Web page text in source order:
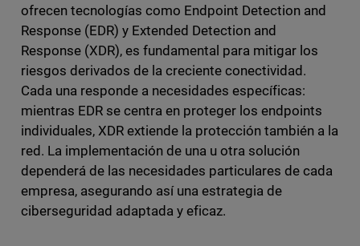
ofrecen tecnologías como Endpoint Detection and
Response (EDR) y Extended Detection and
Response (XDR), es fundamental para mitigar los
riesgos derivados de la creciente conectividad.
Cada una responde a necesidades específicas:
mientras EDR se centra en proteger los endpoints
individuales, XDR extiende la protección también a la
red. La implementación de una u otra solución
dependerá de las necesidades particulares de cada
empresa, asegurando así una estrategia de
ciberseguridad adaptada y eficaz.